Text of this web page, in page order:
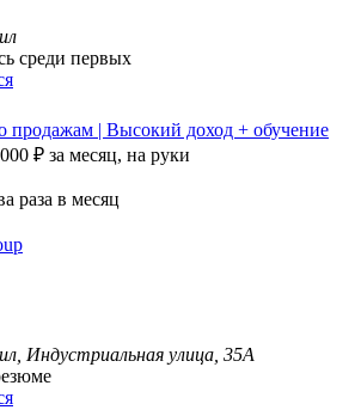
среди первых
продажам | Высокий доход + обучение
₽ за месяц, на руки
раза в месяц
Индустриальная улица, 35А